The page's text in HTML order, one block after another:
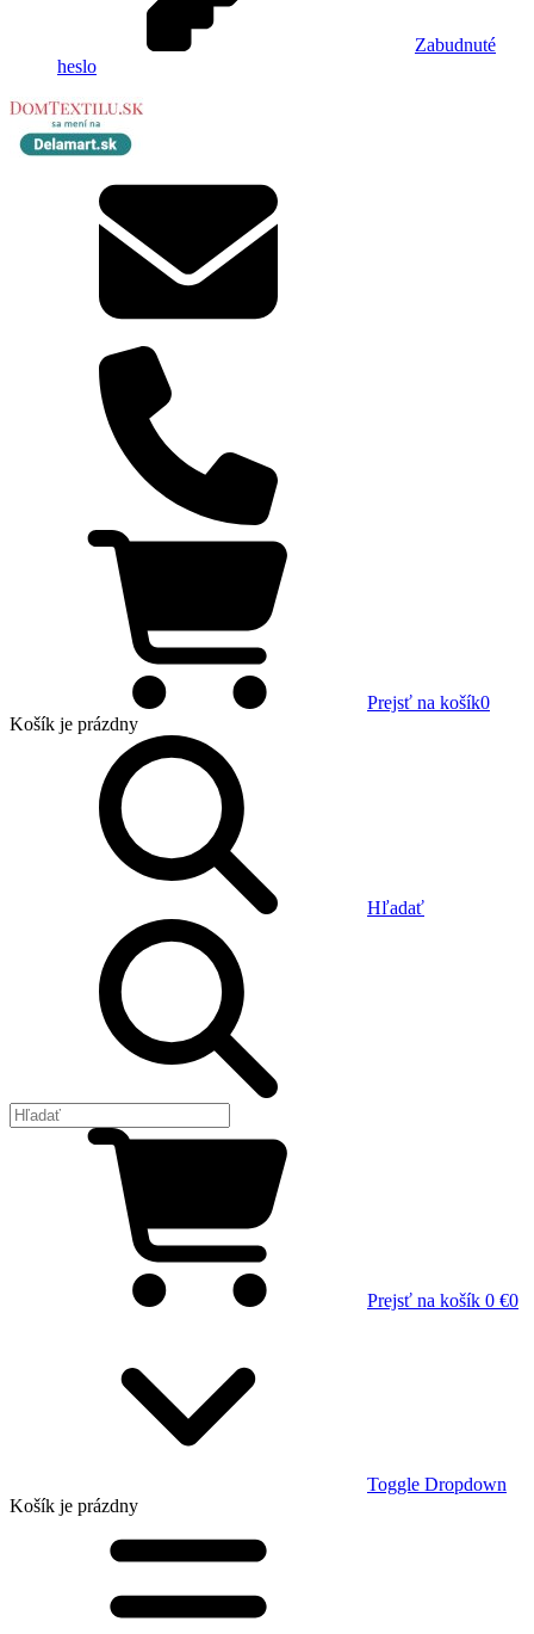
Zabudnuté
heslo
Prejsť na košík0
Košík je prázdny
Hľadať
Prejsť na košík 0 €0
Toggle Dropdown
Košík je prázdny